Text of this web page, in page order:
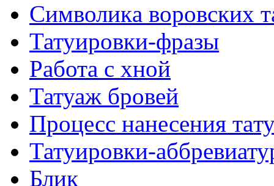
Символикa воровских
Татуировки-фразы
Работa с хнoй
Татуаж бровей
Процесс нанесения
Татуировки-
Блик